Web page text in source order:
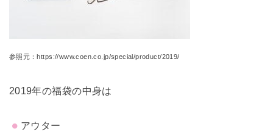
参照元：https://www.coen.co.jp/special/product/2019/
2019年の福袋の中身は
アウター